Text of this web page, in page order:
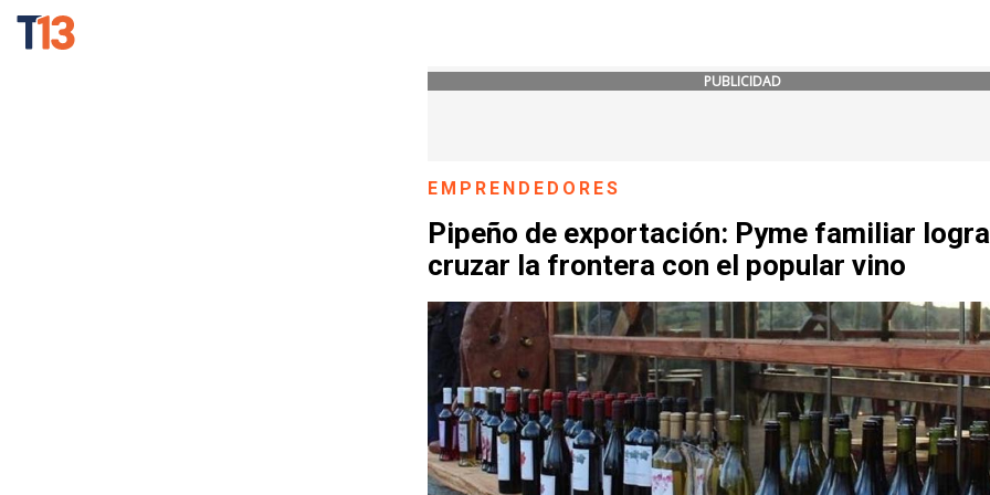
PUBLICIDAD
EMPRENDEDORES
Pipeño de exportación: Pyme familiar logra
cruzar la frontera con el popular vino